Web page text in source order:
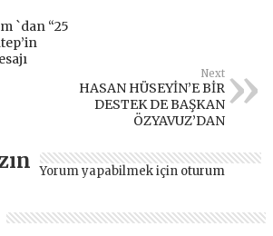
`dan “25
Next
HASAN HÜSEYİN’E BİR
DESTEK DE BAŞKAN
ÖZYAVUZ’DAN
Yorum yapabilmek için oturum